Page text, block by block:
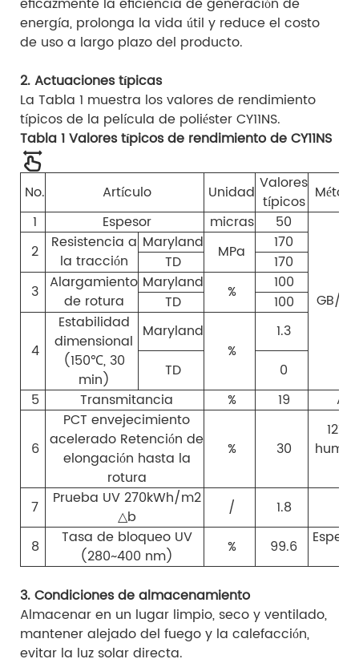
eficazmente la eficiencia de generación de
energía, prolonga la vida útil y reduce el costo
de uso a largo plazo del producto.
2. Actuaciones típicas
La Tabla 1 muestra los valores de rendimiento
típicos de la película de poliéster CY11NS.
Tabla 1 Valores típicos de rendimiento de CY11NS
No. Artículo Unidad Valores
típicos
1
Espesor micras 50
GB/T
2
Resistencia a
la tracción
Maryland MPa
170
TD
170
3 Alargamiento
de rotura
Maryland %
100
TD
100
4
Estabilidad
dimensional
(150℃, 30
min)
Maryland
%
1.3
TD
0
5
Transmitancia % 19
6
PCT envejecimiento
acelerado Retención de
elongación hasta la
rotura
% 30
121
7
Prueba UV 270kWh/m2
△b
/ 1.8
8
Tasa de bloqueo UV
(280~400 nm)
% 99.6
3. Condiciones de almacenamiento
Almacenar en un lugar limpio, seco y ventilado,
mantener alejado del fuego y la calefacción,
evitar la luz solar directa.